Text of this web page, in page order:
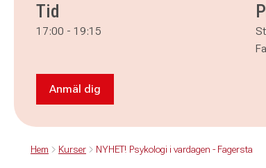
Tid
17:00 - 19:15
Anmäl dig till NYHET! Psykologi i
Anmäl dig
Hem Kurser NYHET! Psykologi i vardagen - Fagersta